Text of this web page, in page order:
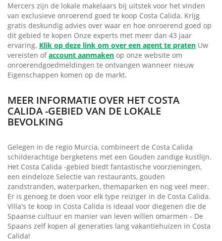
Mercers zijn de lokale makelaars bij uitstek voor het vinden
van exclusieve onroerend goed te koop Costa Calida. Krijg
gratis deskundig advies over waar en hoe onroerend goed op
dit gebied te kopen Onze experts met meer dan 43 jaar
ervaring. Klik op deze link om over een agent te praten Uw
vereisten ofaccount aanmaken op onze website om
onroerendgoedmeldingen te ontvangen wanneer nieuw
Eigenschappen komen op de markt.
MEER INFORMATIE OVER HET COSTA
CALIDA -GEBIED VAN DE LOKALE
BEVOLKING
Gelegen in de regio Murcia, combineert de Costa Calida
schilderachtige bergketens met een Gouden zandige kustlijn.
Het Costa Calida -gebied biedt fantastische voorzieningen,
een eindeloze Selectie van restaurants, gouden
zandstranden, waterparken, themaparken en nog veel meer.
Er is genoeg te doen voor elk type reiziger in de Costa Calida.
Villa's te koop in Costa Calida is ideaal voor diegenen die de
Spaanse cultuur en manier van leven willen omarmen - De
Spaans zelf kopen al generaties lang vakantiehuizen in Costa
Calida!